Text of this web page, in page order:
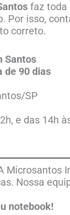
faz toda
Por isso,
correto.
Santos
de 90 dias
SP
e das 14h
Microsantos
Nossa
notebook!